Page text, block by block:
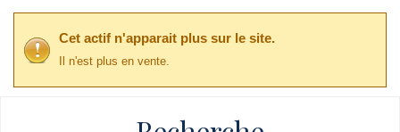
Cet actif n'apparait plus sur le site.
Il n'est plus en vente.